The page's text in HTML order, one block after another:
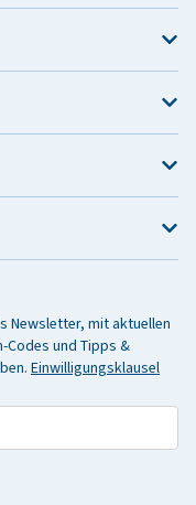
Newsletter, mit aktuellen
Codes und Tipps &
Einwilligungsklausel